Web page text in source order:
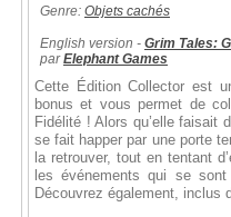
Genre: Objets cachés
English version - Grim Tales:
parElephant Games
Cette Édition Collector est
bonus et vous permet de
Fidélité ! Alors qu’elle faisait
se fait happer par une porte
la retrouver, tout en tentant
les événements qui se
Découvrez également, inclus